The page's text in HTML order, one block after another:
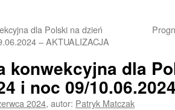
dla Polski na dzień
– AKTUALIZACJA
konwekcyjna dla
i noc 09/
2024, autor: Patryk Matczak